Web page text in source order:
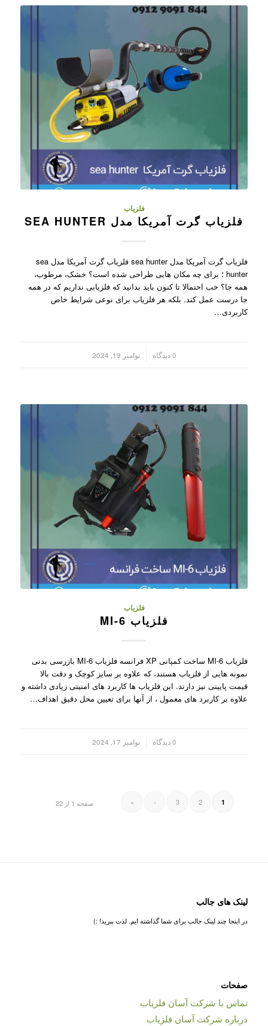
فلزیاب
فلزیاب گرت آمریکا مدل SEA HUNTER
فلزیاب گرت آمریکا مدل sea hunter فلزیاب گرت آمریکا مدل sea
hunter ؛ برای چه مکان هایی طراحی شده است؟ خشک، مرطوب،
همه جا؟ خب احتمالا تا کنون باید بدانید که فلزیابی نداریم که در همه
جا درست عمل کند. بلکه هر فلزیاب برای نوعی شرایط خاص
کاربردی…
0 دیدگاه نوامبر 19, 2024
فلزیاب
فلزیاب MI-6
فلزیاب MI-6 ساخت کمپانی XP فرانسه فلزیاب MI-6 بازرسی بدنی
نمونه هایی از فلزیاب هستند، که علاوه بر سایز کوچک و دقت بالا
قیمت پایینی نیز دارند. این فلزیاب ها کاربرد های امنیتی زیادی داشته و
علاوه بر کاربرد های معمول ، از آنها برای تعیین محل دقیق اهداف…
0 دیدگاه نوامبر 17, 2024
صفحه 1 از 22 1
2
3
›
»
لینک های جالب
در اینجا چند لینک جالب برای شما گذاشته ایم. لذت ببرید! :)
صفحات
تماس با شرکت آسان فلزیاب
درباره شرکت آسان فلزیاب